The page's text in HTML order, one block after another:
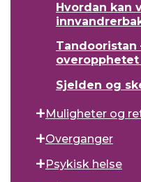
Hvordan kan
overopphetet
Sjelden og
Muligheter og
Overganger
Psykisk helse